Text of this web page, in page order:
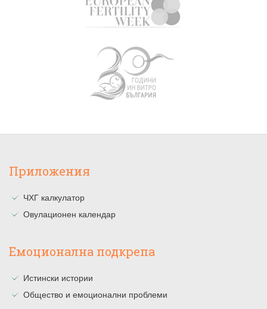
Приложения
ЧХГ калкулатор
Овулационен календар
Емоционална подкрепа
Истински истории
Общество и емоционални проблеми